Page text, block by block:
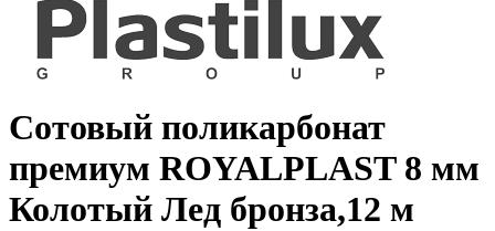
Сотовый поликарбонат
премиум ROYALPLAST 8 мм
Колотый Лед бронза,12 м